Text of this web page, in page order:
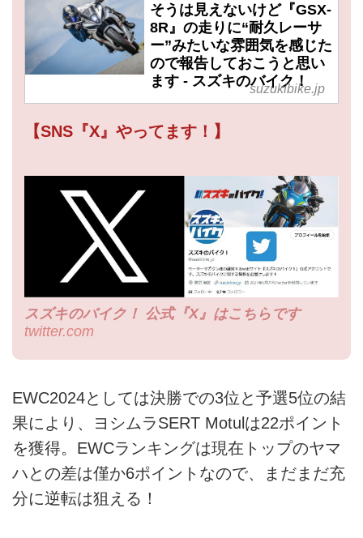
そうは見えないけど『GSX-
8R』の走りに“耐久レーサ
ー”みたいな雰囲気を感じた
ので報告しておこうと思い
ます - スズキのバイク！
suzukibike.jp
【SNS『X』やってます！】
スズキのバイク！ 公式『X』はこちらです
twitter.com
EWC2024としては決勝での3位と予選5位の結
果により、ヨシムラSERT Motulは22ポイント
を獲得。EWCランキングは現在トップのヤマ
ハとの差は僅か6ポイントなので、まだまだ充
分に逆転は狙える！